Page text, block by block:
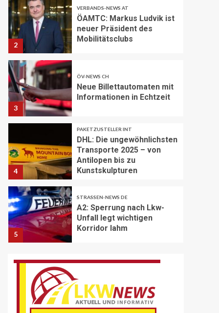
2
VERBANDS-NEWS AT
ÖAMTC: Markus Ludvik ist
neuer Präsident des
Mobilitätsclubs
3
ÖV-NEWS CH
Neue Billettautomaten mit
Informationen in Echtzeit
4
PAKETZUSTELLER INT
DHL: Die ungewöhnlichsten
Transporte 2025 – von
Antilopen bis zu
Kunstskulpturen
5
STRASSEN-NEWS DE
A2: Sperrung nach Lkw-
Unfall legt wichtigen
Korridor lahm
BRANCHEN-NEWS (DE)
Deutschen
Nachhaltigkeitspreis